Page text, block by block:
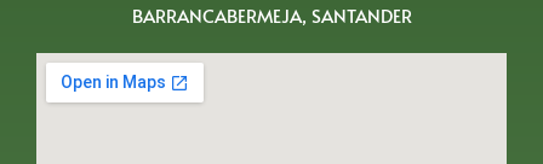
BARRANCABERMEJA, SANTANDER